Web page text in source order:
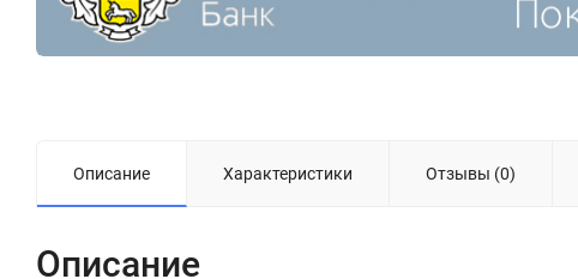
Описание Характеристики Отзывы (0)
Описание